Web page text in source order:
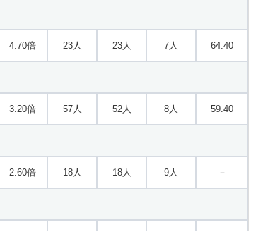
4.70倍 23人 23人 7人 64.40
3.20倍 57人 52人 8人 59.40
2.60倍 18人 18人 9人 －